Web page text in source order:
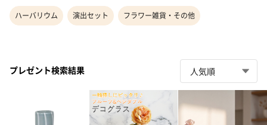
ハーバリウム 演出セット フラワー雑貨・その他
プレゼント検索結果